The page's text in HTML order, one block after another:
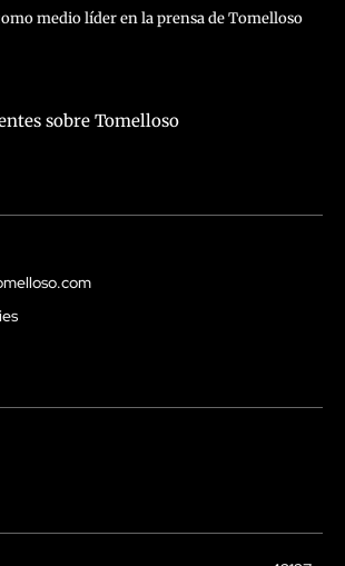
medio líder en la prensa de Tomelloso
sobre Tomelloso